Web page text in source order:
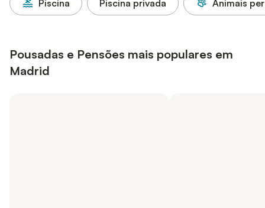
Piscina Piscina privada Animais
Pousadas e Pensões mais populares em
Madrid